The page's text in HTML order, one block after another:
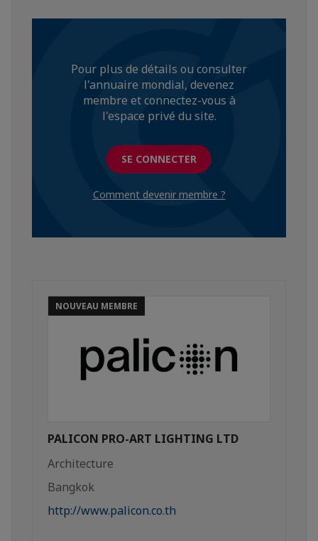
Pour plus de détails ou consulter
l'annuaire mondial, devenez
membre et connectez-vous à
l'espace privé du site.
SE CONNECTER
Comment devenir membre ?
NOUVEAU MEMBRE
PALICON PRO-ART LIGHTING LTD
Architecture
Bangkok
http://www.palicon.co.th